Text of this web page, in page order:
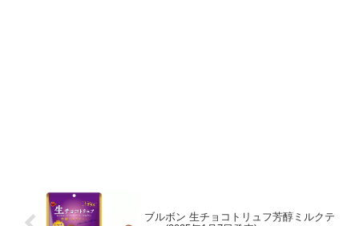
ブルボン 生チョコトリュフ芳醇ミルクテ